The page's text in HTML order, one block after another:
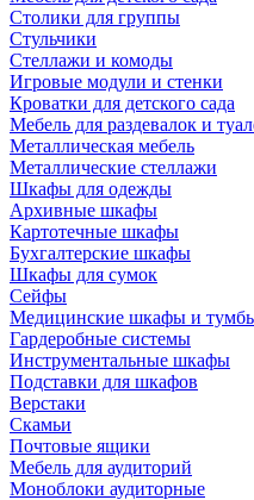
Столики для группы
Стульчики
Стеллажи и комоды
Игровые модули и стенки
Кроватки для детского сада
Мебель для раздевалок и
Металлическая мебель
Металлические стеллажи
Шкафы для одежды
Архивные шкафы
Картотечные шкафы
Бухгалтерские шкафы
Шкафы для сумок
Сейфы
Медицинские шкафы и
Гардеробные системы
Инструментальные шкафы
Подставки для шкафов
Верстаки
Скамьи
Почтовые ящики
Мебель для аудиторий
Моноблоки аудиторные